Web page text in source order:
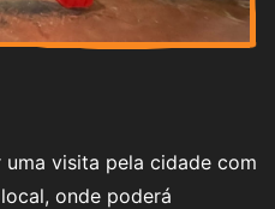
visita pela cidade com
onde poderá